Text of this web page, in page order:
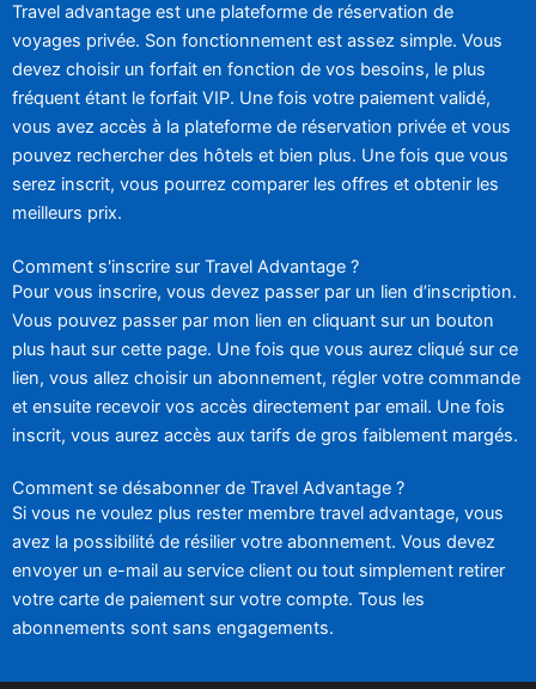
Travel advantage est une plateforme de réservation de
voyages privée. Son fonctionnement est assez simple. Vous
devez choisir un forfait en fonction de vos besoins, le plus
fréquent étant le forfait VIP. Une fois votre paiement validé,
vous avez accès à la plateforme de réservation privée et vous
pouvez rechercher des hôtels et bien plus. Une fois que vous
serez inscrit, vous pourrez comparer les offres et obtenir les
meilleurs prix.
Comment s'inscrire sur Travel Advantage ?
Pour vous inscrire, vous devez passer par un lien d’inscription.
Vous pouvez passer par mon lien en cliquant sur un bouton
plus haut sur cette page. Une fois que vous aurez cliqué sur ce
lien, vous allez choisir un abonnement, régler votre commande
et ensuite recevoir vos accès directement par email. Une fois
inscrit, vous aurez accès aux tarifs de gros faiblement margés.
Comment se désabonner de Travel Advantage ?
Si vous ne voulez plus rester membre travel advantage, vous
avez la possibilité de résilier votre abonnement. Vous devez
envoyer un e-mail au service client ou tout simplement retirer
votre carte de paiement sur votre compte. Tous les
abonnements sont sans engagements.